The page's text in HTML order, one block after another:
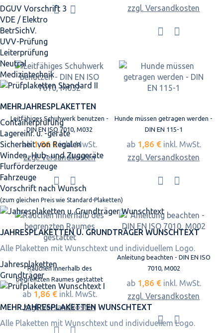
DGUV Vorschrift 3
VDE / Elektro
BetrSichV.
UVV-Prüfung
Leiterprüfung
Neutral
Medizintechnik
MEHRJAHRES­PLAKETTEN
Containerprüfung
Lagereinr. u. -geräte
Sicherheit von Regalen
Winden, Hub- und Zuggeräte
Flurförderzeuge
Fahrzeuge
Vorschrift nach Wunsch
(zum gleichen Preis wie Standard-Plaketten)
JAHRES­PLAKETTEN U. GRUNDTRÄGER WUNSCHTEXT
Alle Plaketten mit Wunschtext und individuellem Logo.
Jahresplaketten
Grundträger
MEHRJAHRES­PLAKETTEN WUNSCHTEXT
Alle Plaketten mit Wunschtext und individuellem Logo.
zzgl. Versandkosten
Leitfähiges Schuhwerk benutzen -
DIN EN ISO 7010, M032
ab1,86 € inkl. MwSt.
zzgl. Versandkosten
Hunde müssen getragen werden -
DIN EN 115-1
ab 1,86 € inkl. MwSt.
zzgl. Versandkosten
Rauchen innerhalb des
begrenzten Raumes gestattet
ab 1,86 € inkl. MwSt.
zzgl. Versandkosten
Anleitung beachten - DIN EN ISO
7010, M002
ab 1,86 € inkl. MwSt.
zzgl. Versandkosten